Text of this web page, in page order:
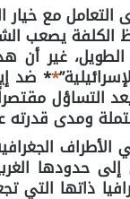
مع خيار
الكلفة يصعب
غير أن
** ضد
التساؤل
ومدى قدرته
الأطراف
إلى حدودها
ذاتها التي